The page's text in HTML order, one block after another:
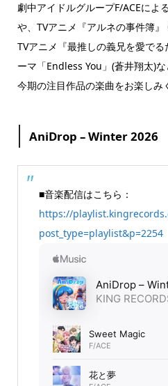
劇中アイドルグループF/ACEによ
や、TVアニメ『アルネの事件簿』
TVアニメ『最推しの義兄を愛で
ーマ「Endless You」(蒼井翔太)な
今期の注目作品の楽曲をお楽しみ
AniDrop – Winter 2026
■音楽配信はこちら：
https://
post_type=playlist&p=2254